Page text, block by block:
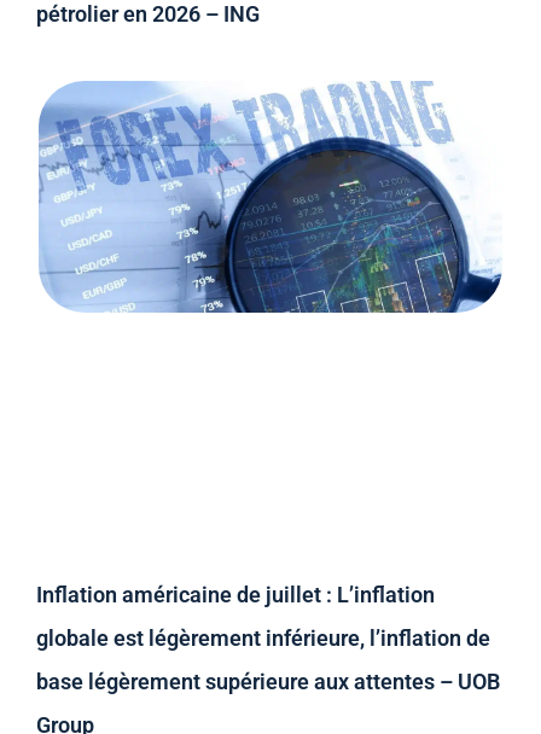
pétrolier en 2026 – ING
Inflation américaine de juillet : L’inflation
globale est légèrement inférieure, l’inflation de
base légèrement supérieure aux attentes – UOB
Group